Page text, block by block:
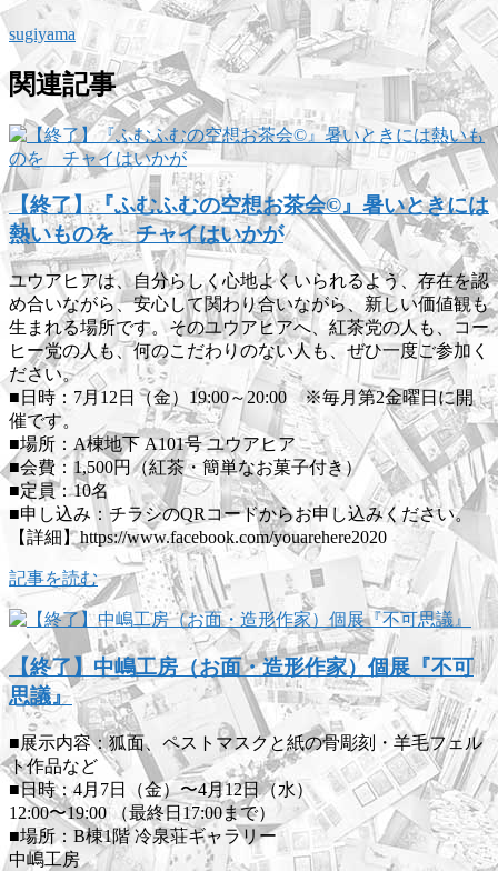
sugiyama
関連記事
【終了】『ふむふむの空想お茶会©』暑いときには
熱いものを チャイはいかが
ユウアヒアは、自分らしく心地よくいられるよう、存在を認
め合いながら、安心して関わり合いながら、新しい価値観も
生まれる場所です。そのユウアヒアへ、紅茶党の人も、コー
ヒー党の人も、何のこだわりのない人も、ぜひ一度ご参加く
ださい。
■日時：7月12日（金）19:00～20:00 ※毎月第2金曜日に開
催です。
■場所：A棟地下 A101号 ユウアヒア
■会費：1,500円（紅茶・簡単なお菓子付き）
■定員：10名
■申し込み：チラシのQRコードからお申し込みください。
【詳細】https://www.facebook.com/youarehere2020
記事を読む
【終了】中嶋工房（お面・造形作家）個展『不可
思議』
■展示内容：狐面、ペストマスクと紙の骨彫刻・羊毛フェル
ト作品など
■日時：4月7日（金）〜4月12日（水）
12:00〜19:00 （最終日17:00まで）
■場所：B棟1階 冷泉荘ギャラリー
中嶋工房